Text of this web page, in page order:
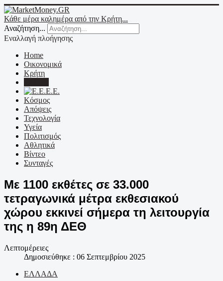
Κάθε μέρα καλημέρα από την Κρήτη...
Αναζήτηση...
Εναλλαγή πλοήγησης
Home
Οικονομικά
Κρήτη
Ε.Ε.
Κόσμος
Απόψεις
Τεχνολογία
Υγεία
Πολιτισμός
Αθλητικά
Βίντεο
Συνταγές
Με 1100 εκθέτες σε 33.000
τετραγωνικά μέτρα εκθεσιακού
χώρου εκκινεί σήμερα τη λειτουργία
της η 89η ΔΕΘ
Λεπτομέρειες
Δημοσιεύθηκε : 06 Σεπτεμβρίου 2025
ΕΛΛΑΔΑ